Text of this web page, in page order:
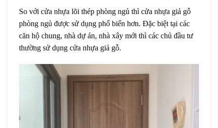
So với cửa nhựa lõi thép phòng ngủ thì cửa nhựa giả gỗ
phòng ngủ được sử dụng phổ biến hơn. Đặc biệt tại các
căn hộ chung, nhà dự án, nhà xây mới thì các chủ đầu tư
thường sử dụng cửa nhựa giả gỗ.